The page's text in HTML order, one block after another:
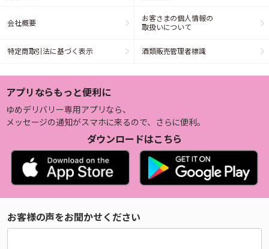
会社概要
お客さまの個人情報の
取扱いについて
特定商取引法に基づく表示 酒類販売管理者標識
アプリならもっと便利に
ゆめデリバリー専用アプリなら、
メッセージの通知がスマホに来るので、さらに便利。
ダウンロードはこちら
お客様の声をお聞かせください